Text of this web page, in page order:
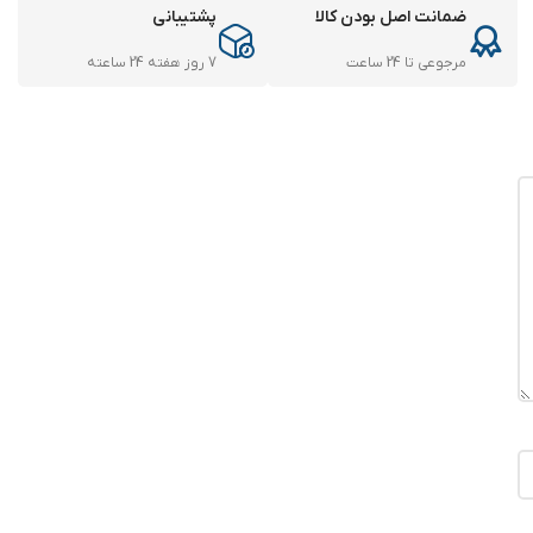
ضمانت اصل بودن کالا
مرجوعی تا 24 ساعت
پشتیبانی
7 روز هفته 24 ساعته